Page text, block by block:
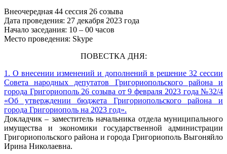
Внеочередная 44 сессия 26 созыва
Дата проведения: 27 декабря 2023 года
Начало заседания: 10 – 00 часов
Место проведения: Skype
ПОВЕСТКА ДНЯ:
1. О внесении изменений и дополнений в решение 32 сессии
Совета народных депутатов Григориопольского района и
города Григориополь 26 созыва от 9 февраля 2023 года №32/4
«Об утверждении бюджета Григориопольского района и
города Григориополь на 2023 год».
Докладчик – заместитель начальника отдела муниципального
имущества и экономики государственной администрации
Григориопольского района и города Григориополь Выгоняйло
Ирина Николаевна.